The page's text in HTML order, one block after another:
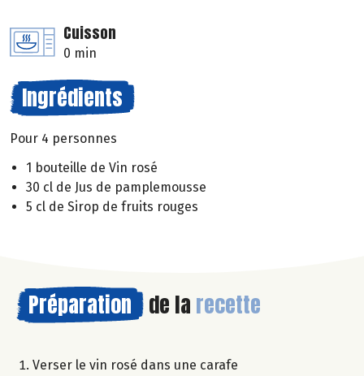
Cuisson
0 min
Ingrédients
Pour 4 personnes
1 bouteille de Vin rosé
30 cl de Jus de pamplemousse
5 cl de Sirop de fruits rouges
Préparation de la recette
Verser le vin rosé dans une carafe